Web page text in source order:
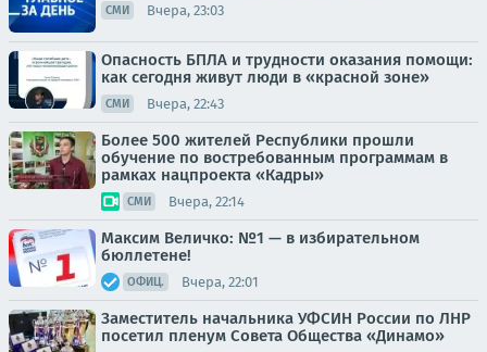
СМИ Вчера, 23:03
Опасность БПЛА и трудности оказания помощи:
как сегодня живут люди в «красной зоне»
СМИ Вчера, 22:43
Более 500 жителей Республики прошли
обучение по востребованным программам в
рамках нацпроекта «Кадры»
СМИ Вчера, 22:14
Максим Величко: №1 — в избирательном
бюллетене!
ОФИЦ. Вчера, 22:01
Заместитель начальника УФСИН России по ЛНР
посетил пленум Совета Общества «Динамо»